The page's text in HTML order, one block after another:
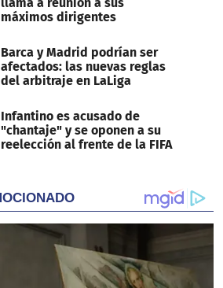
llama a reunión a sus
máximos dirigentes
Barca y Madrid podrían ser
afectados: las nuevas reglas
del arbitraje en LaLiga
Infantino es acusado de
"chantaje" y se oponen a su
reelección al frente de la FIFA